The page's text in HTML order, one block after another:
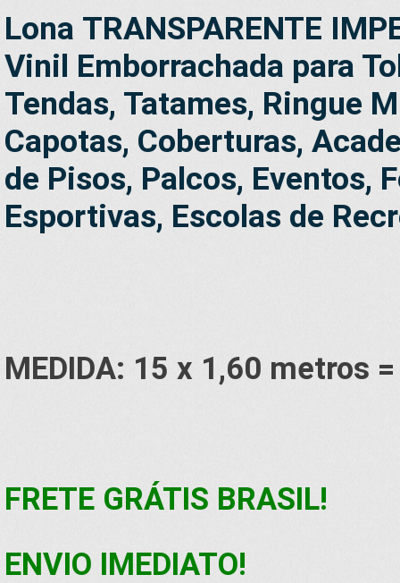
Lona TRANSPARENTE
Vinil Emborrachada para
Tendas, Tatames, Ringue
Capotas, Coberturas,
de Pisos, Palcos, Eventos,
Esportivas, Escolas de
MEDIDA: 15 x 1,60 metros
FRETE GRÁTIS BRASIL!
ENVIO IMEDIATO!